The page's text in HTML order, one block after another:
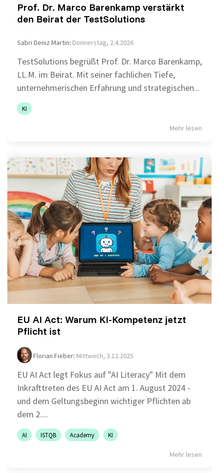
Prof. Dr. Marco Barenkamp verstärkt
den Beirat der TestSolutions
Sabri Deniz Martin: Donnerstag, 2.4.2026
TestSolutions begrüßt Prof. Dr. Marco Barenkamp,
LL.M. im Beirat. Mit seiner fachlichen Tiefe,
unternehmerischen Erfahrung und strategischen...
KI
Mehr lesen
EU AI Act: Warum KI-Kompetenz jetzt
Pflicht ist
Florian Fieber: Mittwoch, 3.12.2025
EU AI Act legt Fokus auf "AI Literacy" Mit dem
Inkrafttreten des EU AI Act am 1. August 2024 -
und dem Geltungsbeginn wichtiger Pflichten ab
dem 2....
AI ISTQB Academy KI
Mehr lesen